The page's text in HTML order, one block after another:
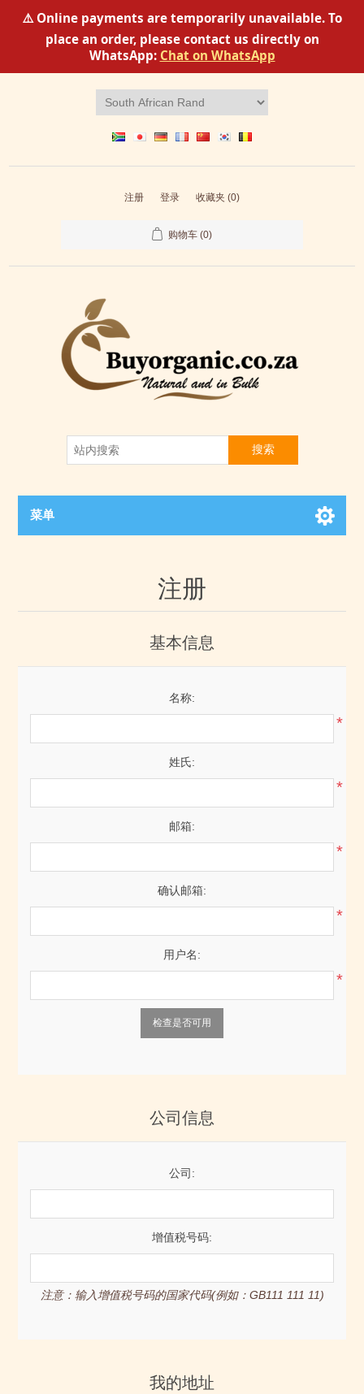
⚠️ Online payments are temporarily unavailable. To
place an order, please contact us directly on
WhatsApp: Chat on WhatsApp
注册 登录 收藏夹 (0)
购物车 (0)
搜索
菜单
注册
基本信息
名称:
*
姓氏:
*
邮箱:
*
确认邮箱:
*
用户名:
*
检查是否可用
公司信息
公司:
增值税号码:
注意：输入增值税号码的国家代码(例如：GB111 111 11)
我的地址